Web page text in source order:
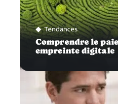
Tendances
Comprendre le
empreinte digitale